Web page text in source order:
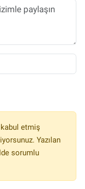
kabul etmiş
Yazılan
sorumlu